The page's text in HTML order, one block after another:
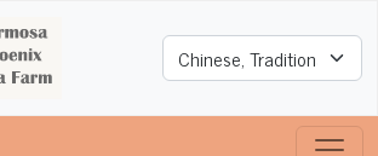
Select your language